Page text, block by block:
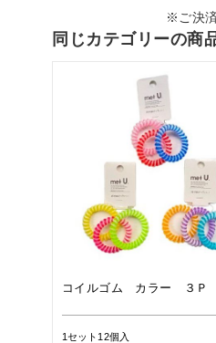
※ご決
同じカテゴリーの商
コイルゴム カラー ３Ｐ
1セット12個入